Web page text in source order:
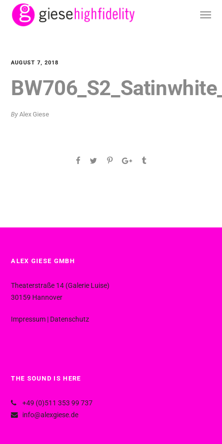
AUGUST 7, 2018
ByAlex Giese
ALEX GIESE GMBH
Theaterstraße 14 (Galerie Luise)
30159 Hannover
Impressum | Datenschutz
THE SOUND IS HERE
+49 (0)511 353 99 737
info@alexgiese.de